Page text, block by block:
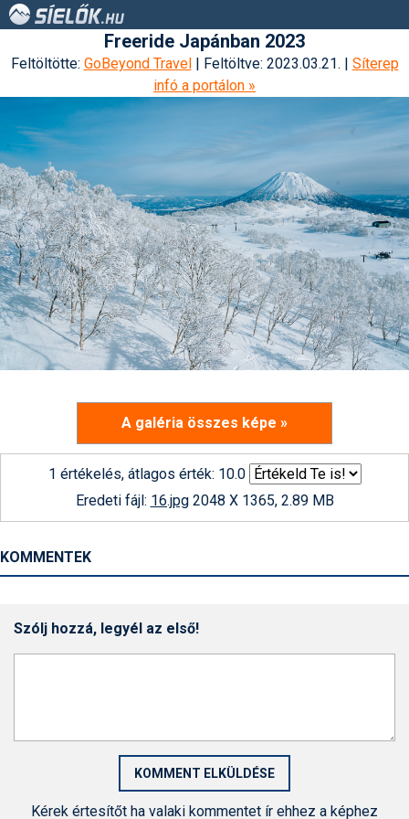
Freeride Japánban 2023
Feltöltötte: GoBeyond Travel| Feltöltve: 2023.03.21. | Síterep
infó a portálon »
A galéria összes képe »
1 értékelés, átlagos érték: 10.0
Eredeti fájl: 16.jpg2048 X 1365, 2.89 MB
KOMMENTEK
Szólj hozzá, legyél az első!
Kérek értesítőt ha valaki kommentet ír ehhez a képhez